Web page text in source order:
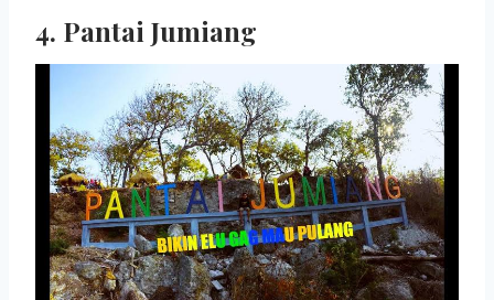
4. Pantai Jumiang